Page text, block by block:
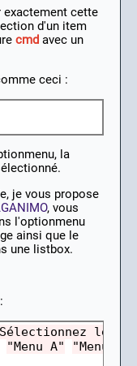
exactement cette
d'un item
cmd avec un
ceci :
la
je vous propose
, vous
l'optionmenu
ainsi que le
une listbox.
le
"Menu A"
"Menu B"